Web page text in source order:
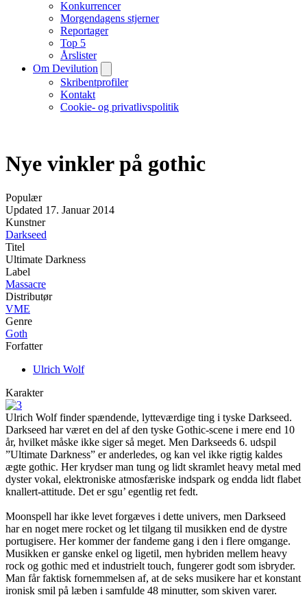
Konkurrencer
Morgendagens stjerner
Reportager
Top 5
Årslister
Om Devilution
Skribentprofiler
Kontakt
Cookie- og privatlivspolitik
Nye vinkler på gothic
Populær
Updated 17. Januar 2014
Kunstner
Darkseed
Titel
Ultimate Darkness
Label
Massacre
Distributør
VME
Genre
Goth
Forfatter
Ulrich Wolf
Karakter
Ulrich Wolf finder spændende, lytteværdige ting i tyske Darkseed.
Darkseed har været en del af den tyske Gothic-scene i mere end 10
år, hvilket måske ikke siger så meget. Men Darkseeds 6. udspil
”Ultimate Darkness” er anderledes, og kan vel ikke rigtig kaldes
ægte gothic. Her krydser man tung og lidt skramlet heavy metal med
dyster vokal, elektroniske atmosfæriske indspark og endda lidt flabet
knallert-attitude. Det er sgu’ egentlig ret fedt.
Moonspell har ikke levet forgæves i dette univers, men Darkseed
har en noget mere rocket og let tilgang til musikken end de dystre
portugisere. Her kommer der fandeme gang i den i flere omgange.
Musikken er ganske enkel og ligetil, men hybriden mellem heavy
rock og gothic med et industrielt touch, fungerer godt som isbryder.
Man får faktisk fornemmelsen af, at de seks musikere har et konstant
ironisk smil på læben i samfulde 48 minutter, som skiven varer.